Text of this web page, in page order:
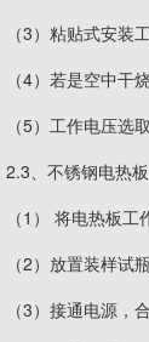
（3）粘贴式安装
（4）若是空中干
（5）工作电压选
2.3、不锈钢电热
（1） 将电热板
（2）放置装样试
（3）接通电源，